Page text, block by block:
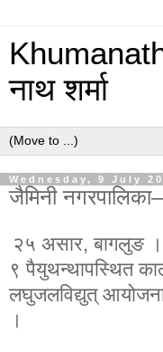
नाथ शर्मा
Wednesday, 9 July
जैमिनी
२५ असार, बागलुङ ।
९ पैयुथन्थापस्थित
लघुजलविद्युत्
।